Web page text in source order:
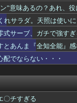
ｗｗ
ｗｗｗｗｗ
これｗｗｗ
で強すぎるｗｗｗｗ
てください♡」
シリーズVer.）」ア...
！8月28日！！
”意味あるの？あれ、役
れサラダ。天照は使いに
式サーブ、ガチで強す
あんま『全知全能』感
配でならない・・・
〇チすぎる